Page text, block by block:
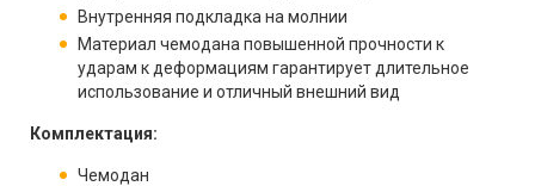
Внутренняя подкладка на молнии
Материал чемодана повышенной прочности к
ударам к деформациям гарантирует длительное
использование и отличный внешний вид
Комплектация:
Чемодан